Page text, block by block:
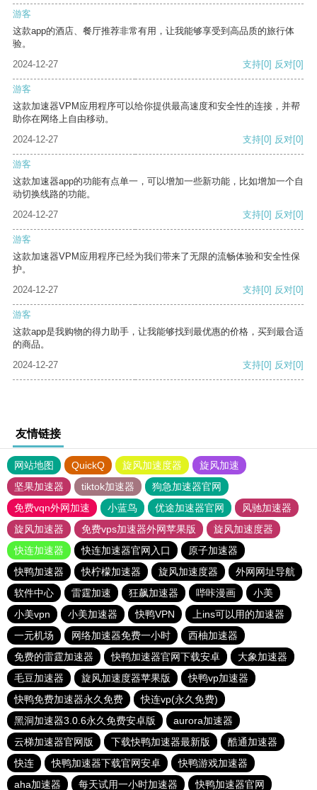
游客
这款app的酒店、餐厅推荐非常有用，让我能够享受到高品质的旅行体
验。
2024-12-27
支持[0] 反对[0]
游客
这款加速器VPM应用程序可以给你提供最高速度和安全性的连接，并帮
助你在网络上自由移动。
2024-12-27
支持[0] 反对[0]
游客
这款加速器app的功能有点单一，可以增加一些新功能，比如增加一个自
动切换线路的功能。
2024-12-27
支持[0] 反对[0]
游客
这款加速器VPM应用程序已经为我们带来了无限的流畅体验和安全性保
护。
2024-12-27
支持[0] 反对[0]
游客
这款app是我购物的得力助手，让我能够找到最优惠的价格，买到最合适
的商品。
2024-12-27
支持[0] 反对[0]
友情链接
网站地图 QuickQ 旋风加速度器
旋风加速
坚果加速器
tiktok加速器
狗急加速器官网
免费vqn外网加速
小蓝鸟 优途加速器官网
风驰加速器
旋风加速器
免费vps加速器外网苹果版
旋风加速度器
快连加速器
快连加速器官网入口
原子加速器
快鸭加速器
快柠檬加速器 旋风加速度器
外网网址导航
软件中心
雷霆加速 狂飙加速器 哔咔漫画
小美
小美vpn
小美加速器 快鸭VPN
上ins可以用的加速器
一元机场
网络加速器免费一小时
西柚加速器
免费的雷霆加速器
快鸭加速器官网下载安卓
大象加速器
毛豆加速器
旋风加速度器苹果版
快鸭vp加速器
快鸭免费加速器永久免费
快连vp(永久免费)
黑洞加速器3.0.6永久免费安卓版
aurora加速器
云梯加速器官网版
下载快鸭加速器最新版
酷通加速器
快连
快鸭加速器下载官网安卓
快鸭游戏加速器
aha加速器
每天试用一小时加速器 快鸭加速器官网